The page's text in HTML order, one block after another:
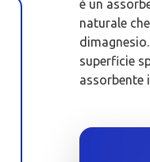
è un
naturale
superficie
assorbente